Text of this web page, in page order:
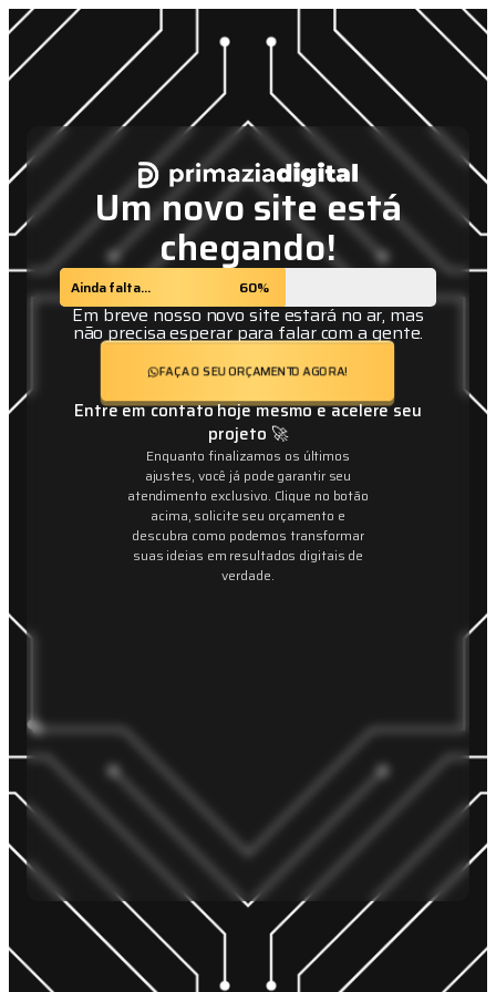
Um novo site está
chegando!
Ainda falta... 60%
Em breve nosso novo site estará no ar, mas
não precisa esperar para falar com a gente.
FAÇA O SEU ORÇAMENTO AGORA!
Entre em contato hoje mesmo e acelere seu
projeto 🚀
Enquanto finalizamos os últimos
ajustes, você já pode garantir seu
atendimento exclusivo. Clique no botão
acima, solicite seu orçamento e
descubra como podemos transformar
suas ideias em resultados digitais de
verdade.